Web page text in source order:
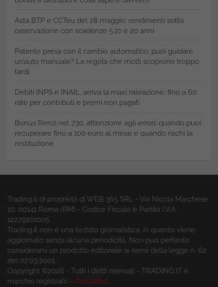
Asta BTP e CCTeu del 28 maggio: rendimenti sotto
osservazione con scadenze 5,10 e 20 anni
Patente presa con il cambio automatico: puoi guidare
un’auto manuale? La regola che molti scoprono troppo
tardi
Debiti INPS e INAIL, arriva la maxi rateazione: fino a 60
rate per contributi e premi non pagati
Bonus Renzi nel 730, attenzione agli errori: quando puoi
recuperare fino a 100 euro al mese e quando rischi la
restituzione
Trading.it di proprietà di WEB 365 SRL - Via Nicola Marchese
10, 00141 Roma (RM) - Codice Fiscale e Partita I.V.A.
12279101005
Trading.it non è una testata giornalistica, in quanto viene
aggiornato senza alcuna periodicità. Non può pertanto
considerarsi un prodotto editoriale ai sensi della legge n. 62
del 07.03.2001
Copyright ©2026 - Tutti i diritti riservati - TRADING.IT è
marchio registrato - Contattaci